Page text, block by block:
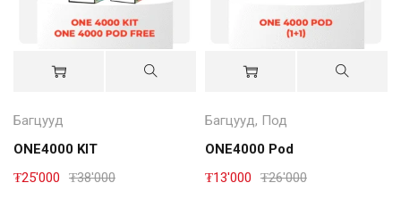
Багцууд
ONE4000 KIT
₮38'000
₮25'000
Багцууд, Под
ONE4000 Pod
₮26'000
₮13'000